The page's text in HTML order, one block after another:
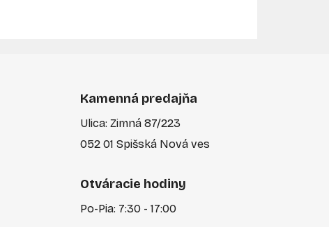
Kamenná predajňa
Ulica: Zimná 87/223
052 01 Spišská Nová ves
Otváracie hodiny
Po-Pia: 7:30 - 17:00